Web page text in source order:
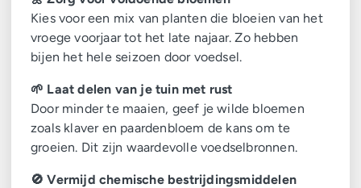
Kies voor een mix van planten die bloeien van het
vroege voorjaar tot het late najaar. Zo hebben
bijen het hele seizoen door voedsel.
🌱 Laat delen van je tuin met rust
Door minder te maaien, geef je wilde bloemen
zoals klaver en paardenbloem de kans om te
groeien. Dit zijn waardevolle voedselbronnen.
🚫 Vermijd chemische bestrijdingsmiddelen